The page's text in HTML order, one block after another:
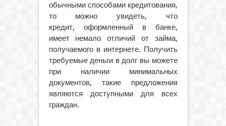
обычными способами кредитования,
то можно увидеть, что
кредит, оформленный в банке,
имеет немало отличий от займа,
получаемого в интернете. Получить
требуемые деньги в долг вы можете
при наличии минимальных
документов, такие предложения
являются доступными для всех
граждан.